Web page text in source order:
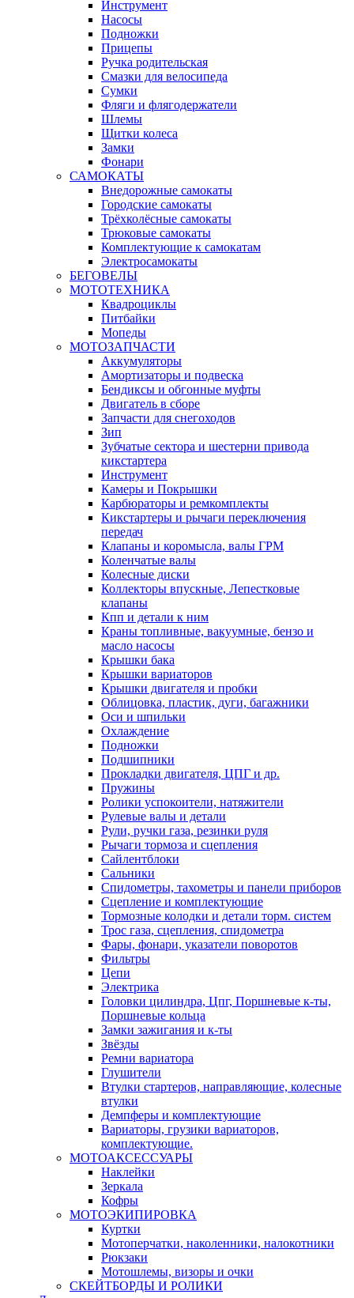
Инструмент
Насосы
Подножки
Прицепы
Ручка родительская
Смазки для велосипеда
Сумки
Фляги и флягодержатели
Шлемы
Щитки колеса
Замки
Фонари
САМОКАТЫ
Внедорожные самокаты
Городские самокаты
Трёхколёсные самокаты
Трюковые самокаты
Комплектующие к самокатам
Электросамокаты
БЕГОВЕЛЫ
МОТОТЕХНИКА
Квадроциклы
Питбайки
Мопеды
МОТОЗАПЧАСТИ
Аккумуляторы
Амортизаторы и подвеска
Бендиксы и обгонные муфты
Двигатель в сборе
Запчасти для снегоходов
Зип
Зубчатые сектора и шестерни привода
кикстартера
Инструмент
Камеры и Покрышки
Карбюраторы и ремкомплекты
Кикстартеры и рычаги переключения
передач
Клапаны и коромысла, валы ГРМ
Коленчатые валы
Колесные диски
Коллекторы впускные, Лепестковые
клапаны
Кпп и детали к ним
Краны топливные, вакуумные, бензо и
масло насосы
Крышки бака
Крышки вариаторов
Крышки двигателя и пробки
Облицовка, пластик, дуги, багажники
Оси и шпильки
Охлаждение
Подножки
Подшипники
Прокладки двигателя, ЦПГ и др.
Пружины
Ролики успокоители, натяжители
Рулевые валы и детали
Рули, ручки газа, резинки руля
Рычаги тормоза и сцепления
Сайлентблоки
Сальники
Спидометры, тахометры и панели приборов
Сцепление и комплектующие
Тормозные колодки и детали торм. систем
Трос газа, сцепления, спидометра
Фары, фонари, указатели поворотов
Фильтры
Цепи
Электрика
Головки цилиндра, Цпг, Поршневые к-ты,
Поршневые кольца
Замки зажигания и к-ты
Звёзды
Ремни вариатора
Глушители
Втулки стартеров, направляющие, колесные
втулки
Демпферы и комплектующие
Вариаторы, грузики вариаторов,
комплектующие.
МОТОАКСЕССУАРЫ
Наклейки
Зеркала
Кофры
МОТОЭКИПИРОВКА
Куртки
Мотоперчатки, наколенники, налокотники
Рюкзаки
Мотошлемы, визоры и очки
СКЕЙТБОРДЫ И РОЛИКИ